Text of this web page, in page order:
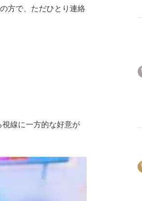
方で、ただひとり連絡
視線に一方的な好意が